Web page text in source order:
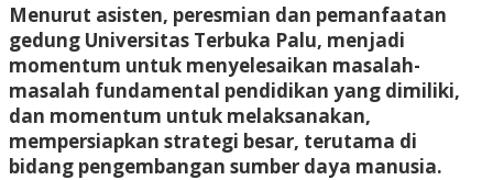
Menurut asisten, peresmian dan pemanfaatan
gedung Universitas Terbuka Palu, menjadi
momentum untuk menyelesaikan masalah-
masalah fundamental pendidikan yang dimiliki,
dan momentum untuk melaksanakan,
mempersiapkan strategi besar, terutama di
bidang pengembangan sumber daya manusia.